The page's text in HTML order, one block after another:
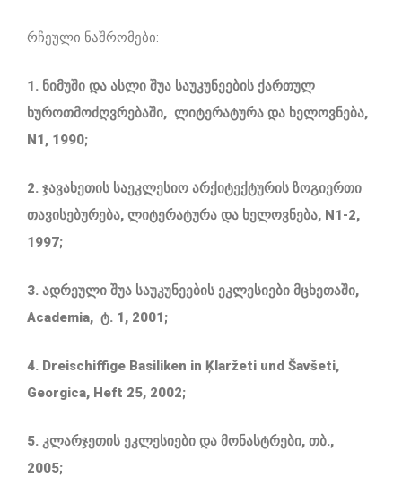
რჩეული ნაშრომები:
1. ნიმუში და ასლი შუა საუკუნეების ქართულ
ხუროთმოძღვრებაში, ლიტერატურა და ხელოვნება,
N1, 1990;
2. ჯავახეთის საეკლესიო არქიტექტურის ზოგიერთი
თავისებურება, ლიტერატურა და ხელოვნება, N1-2,
1997;
3. ადრეული შუა საუკუნეების ეკლესიები მცხეთაში,
Academia, ტ. 1, 2001;
4. Dreischiffige Basiliken in Ķlaržeti und Šavšeti,
Georgica, Heft 25, 2002;
5. კლარჯეთის ეკლესიები და მონასტრები, თბ.,
2005;